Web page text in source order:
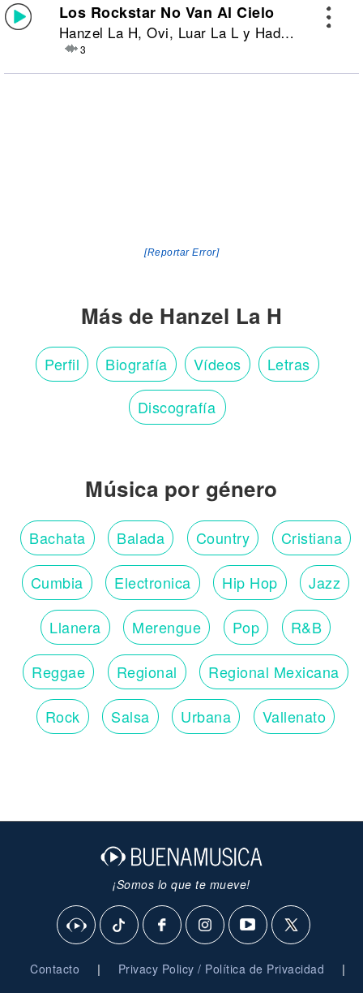
Los Rockstar No Van Al Cielo
Hanzel La H, Ovi, Luar La L y Hades 66
3
[Reportar Error]
Más de Hanzel La H
Perfil Biografía Vídeos Letras
Discografía
Música por género
Bachata Balada Country Cristiana
Cumbia Electronica Hip Hop Jazz
Llanera Merengue Pop R&B
Reggae Regional Regional Mexicana
Rock Salsa Urbana Vallenato
¡Somos lo que te mueve!
Contacto | Privacy Policy / Política de Privacidad |